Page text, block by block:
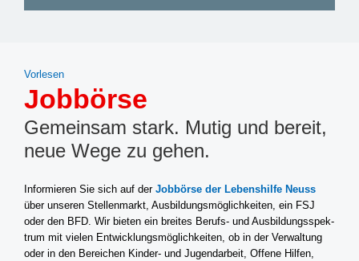
Vor­le­sen
Jobbörse
Gemeinsam stark. Mutig und bereit,
neue Wege zu gehen.
Infor­mie­ren Sie sich auf der Job­bör­se der Lebens­hil­fe Neuss
über unse­ren Stel­len­markt, Aus­bil­dungs­mög­lich­kei­ten, ein FSJ
oder den BFD. Wir bie­ten ein brei­tes Berufs- und Aus­bil­dungs­spek­
trum mit vie­len Ent­wick­lungs­mög­lich­kei­ten, ob in der Ver­wal­tung
oder in den Berei­chen Kinder- und Jugend­ar­beit, Offe­ne Hil­fen,